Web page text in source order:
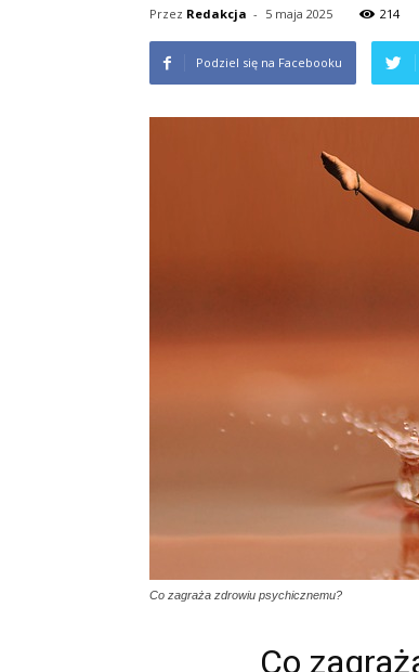
Przez Redakcja - 5 maja 2025 214
Podziel się na Facebooku
Co zagraża zdrowiu psychicznemu?
Co